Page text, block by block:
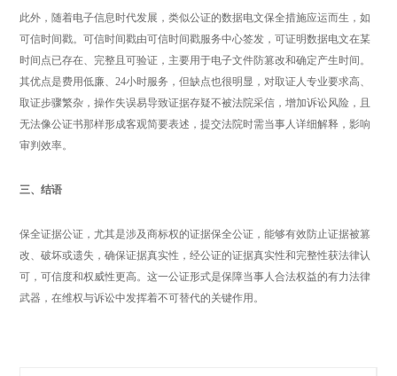
此外，随着电子信息时代发展，类似公证的数据电文保全措施应运而生，如
可信时间戳。可信时间戳由可信时间戳服务中心签发，可证明数据电文在某
时间点已存在、完整且可验证，主要用于电子文件防篡改和确定产生时间。
其优点是费用低廉、24小时服务，但缺点也很明显，对取证人专业要求高、
取证步骤繁杂，操作失误易导致证据存疑不被法院采信，增加诉讼风险，且
无法像公证书那样形成客观简要表述，提交法院时需当事人详细解释，影响
审判效率。
三、结语
保全证据公证，尤其是涉及商标权的证据保全公证，能够有效防止证据被篡
改、破坏或遗失，确保证据真实性，经公证的证据真实性和完整性获法律认
可，可信度和权威性更高。这一公证形式是保障当事人合法权益的有力法律
武器，在维权与诉讼中发挥着不可替代的关键作用。